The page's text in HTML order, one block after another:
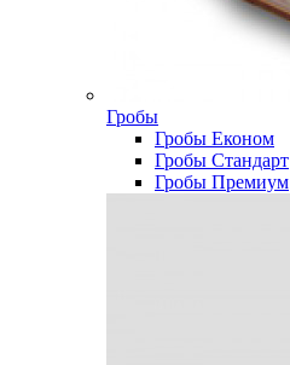
Гробы
Гробы Економ
Гробы Стандарт
Гробы Премиум